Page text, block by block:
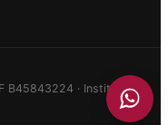
B45843224 · Instituto
VER CESTA